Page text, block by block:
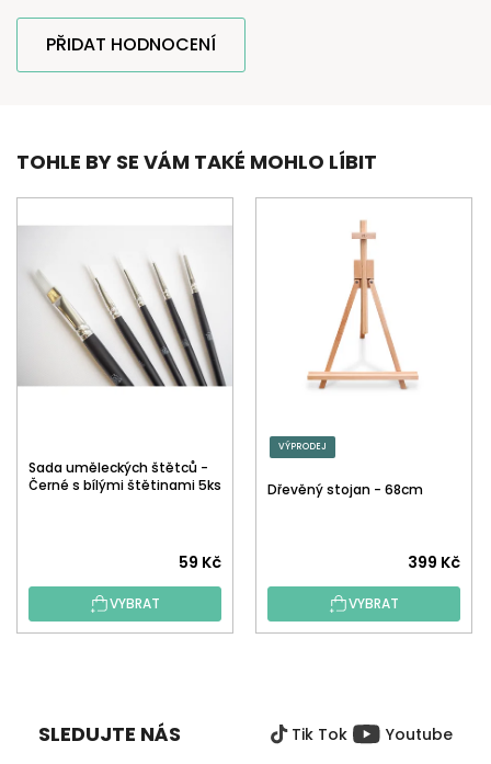
PŘIDAT HODNOCENÍ
TOHLE BY SE VÁM TAKÉ MOHLO LÍBIT
Sada uměleckých štětců -
Černé s bílými štětinami 5ks
59 Kč
VYBRAT
VÝPRODEJ
Dřevěný stojan - 68cm
399 Kč
VYBRAT
SLEDUJTE NÁS Tik Tok Youtube